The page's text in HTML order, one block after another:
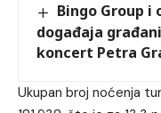
Bingo Group i
događaja
koncert Petra
Ukupan broj noćenja